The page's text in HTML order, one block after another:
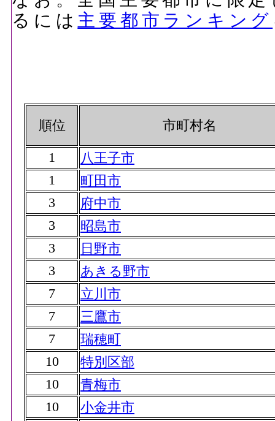
るには 主要都市ランキング
順位 市町村名
1
八王子市
1
町田市
3
府中市
3
昭島市
3
日野市
3
あきる野市
7
立川市
7
三鷹市
7
瑞穂町
10
特別区部
10
青梅市
10
小金井市